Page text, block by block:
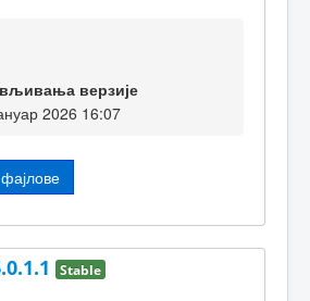
верзије
2026 16:07
Stable